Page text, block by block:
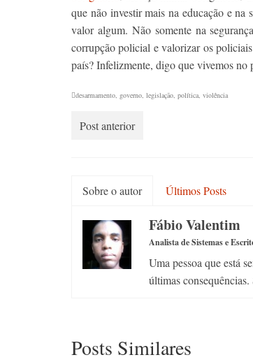
que não investir mais na educação e
valor algum. Não somente na
corrupção policial e valorizar os
país? Infelizmente, digo que vivemos no
desarmamento, governo, legislação, política, violência
Post anterior
Sobre o autor Últimos Posts
Fábio Valentim
Analista de Sistemas e
Uma pessoa que está
últimas
Posts Similares